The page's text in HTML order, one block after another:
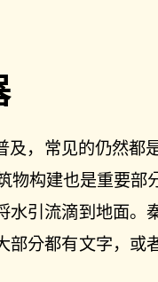
，常见的仍然都
物构建也是重要
引流滴到地面。
分都有文字，或